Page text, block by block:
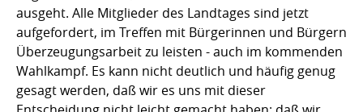
ausgeht. Alle Mitglieder des Landtages sind jetzt
aufgefordert, im Treffen mit Bürgerinnen und Bürgern
Überzeugungsarbeit zu leisten - auch im kommenden
Wahlkampf. Es kann nicht deutlich und häufig genug
gesagt werden, daß wir es uns mit dieser